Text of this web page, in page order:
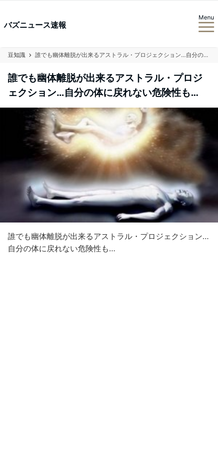
バズニュース速報
Menu
豆知識 誰でも幽体離脱が出来るアストラル・プロジェクション…自分の体に戻れない危険性も…
誰でも幽体離脱が出来るアストラル・プロジ
ェクション…自分の体に戻れない危険性も…
誰でも幽体離脱が出来るアストラル・プロジェクション…
自分の体に戻れない危険性も…